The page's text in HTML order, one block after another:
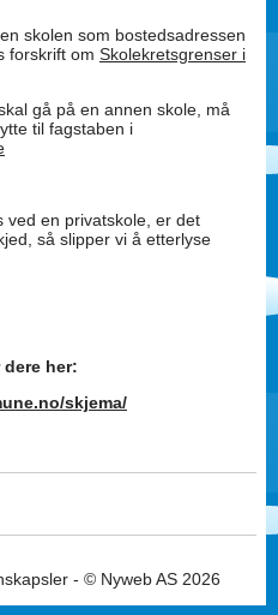
skolen som bostedsadressen
forskrift om Skolekretsgrenser i
gå på en annen skole, må
til fagstaben i
ved en privatskole, er det
så slipper vi å etterlyse
her:
skjema/
- © Nyweb AS 2026